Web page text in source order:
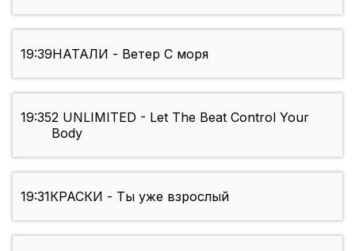
19:39НАТАЛИ - Ветер С моря
19:352 UNLIMITED - Let The Beat Control Your
Body
19:31КРАСКИ - Ты уже взрослый